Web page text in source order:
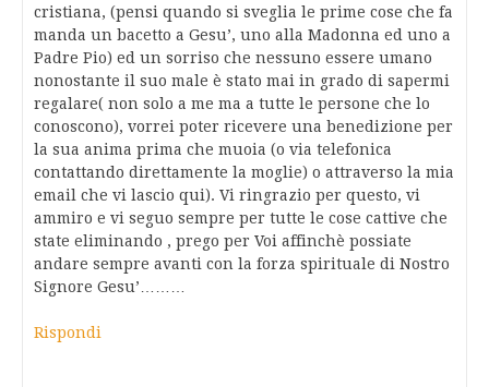
cristiana, (pensi quando si sveglia le prime cose che fa
manda un bacetto a Gesu’, uno alla Madonna ed uno a
Padre Pio) ed un sorriso che nessuno essere umano
nonostante il suo male è stato mai in grado di sapermi
regalare( non solo a me ma a tutte le persone che lo
conoscono), vorrei poter ricevere una benedizione per
la sua anima prima che muoia (o via telefonica
contattando direttamente la moglie) o attraverso la mia
email che vi lascio qui). Vi ringrazio per questo, vi
ammiro e vi seguo sempre per tutte le cose cattive che
state eliminando , prego per Voi affinchè possiate
andare sempre avanti con la forza spirituale di Nostro
Signore Gesu’………
Rispondi